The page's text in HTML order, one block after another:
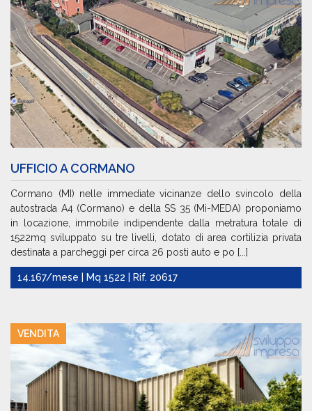
UFFICIO A CORMANO
Cormano (MI) nelle immediate vicinanze dello svincolo della
autostrada A4 (Cormano) e della SS 35 (Mi-MEDA) proponiamo
in locazione, immobile indipendente dalla metratura totale di
1522mq sviluppato su tre livelli, dotato di area cortilizia privata
destinata a parcheggi per circa 26 posti auto e po [...]
14.167/mese | Mq 1522 | Rif. 20617
VENDITA